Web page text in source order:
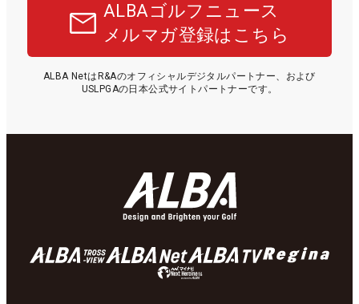
ALBAゴルフニュース
メルマガ登録はこちら
ALBA NetはR&Aのオフィシャルデジタルパートナー、および
USLPGAの日本公式サイトパートナーです。